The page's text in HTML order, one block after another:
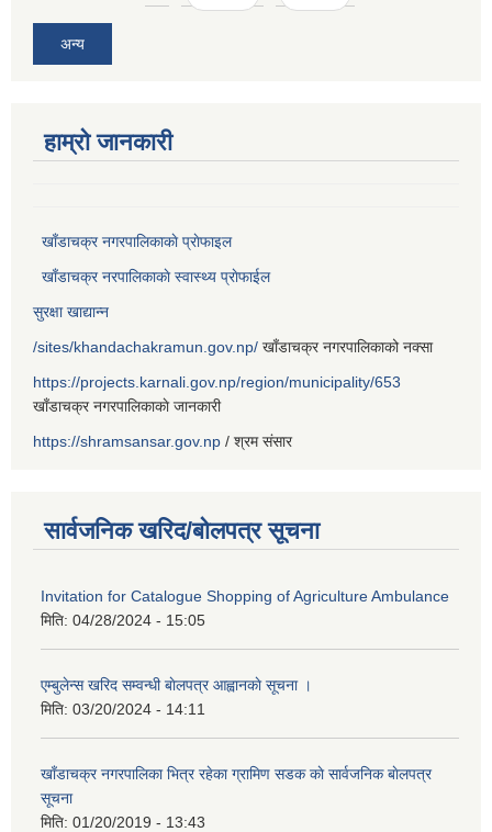
अन्य
हाम्राे जानकारी
खाँडाचक्र नगरपालिकाकाे प्राेफाइल
खाँडाचक्र नरपालिकाकाे स्वास्थ्य प्राेफाईल
सुरक्षा खाद्यान्न
/sites/khandachakramun.gov.np/ खाँडाचक्र नगरपालिकाको नक्सा
https://projects.karnali.gov.np/region/municipality/653
खाँडाचक्र नगरपालिकाकाे जानकारी
https://shramsansar.gov.np / श्रम संसार
सार्वजनिक खरिद/बोलपत्र सूचना
Invitation for Catalogue Shopping of Agriculture Ambulance
मिति: 04/28/2024 - 15:05
एम्बुलेन्स खरिद सम्वन्धी बाेलपत्र आह्वानकाे सूचना ।
मिति: 03/20/2024 - 14:11
खाँडाचक्र नगरपालिका भित्र रहेका ग्रामिण सडक काे सार्वजनिक बाेलपत्र
सूचना
मिति: 01/20/2019 - 13:43